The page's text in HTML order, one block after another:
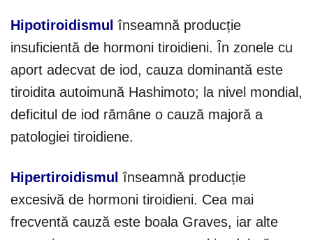
Hipotiroidismul înseamnă producție
insuficientă de hormoni tiroidieni. În zonele cu
aport adecvat de iod, cauza dominantă este
tiroidita autoimună Hashimoto; la nivel mondial,
deficitul de iod rămâne o cauză majoră a
patologiei tiroidiene.
Hipertiroidismul înseamnă producție
excesivă de hormoni tiroidieni. Cea mai
frecventă cauză este boala Graves, iar alte